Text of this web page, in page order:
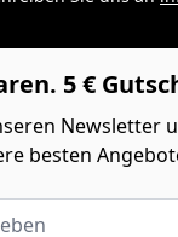
5 €
Newsletter
besten